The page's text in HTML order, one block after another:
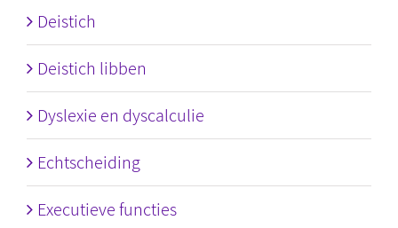
Deistich
Deistich libben
Dyslexie en dyscalculie
Echtscheiding
Executieve functies